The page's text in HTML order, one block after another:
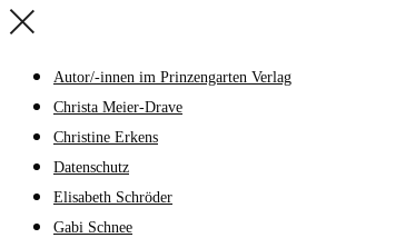
Autor/-innen im Prinzengarten Verlag
Christa Meier-Drave
Christine Erkens
Datenschutz
Elisabeth Schröder
Gabi Schnee